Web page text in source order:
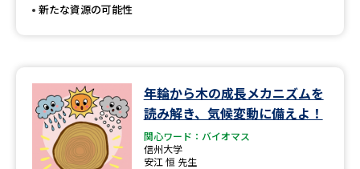
新たな資源の可能性
年輪から木の成長メカニズムを
読み解き、気候変動に備えよ！
関心ワード：バイオマス
信州大学
安江 恒 先生